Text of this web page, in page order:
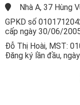
Nhà A, 37 Hùng
GPKD số
cấp ngày 30/06/
Đỗ Thị Hoài, MST:
Đăng ký lần đầu,